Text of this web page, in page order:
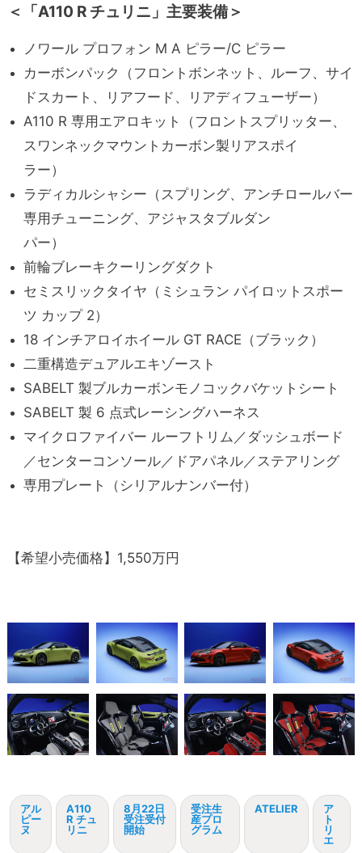
＜「A110 R チュリニ」主要装備＞
ノワール プロフォン M A ピラー/C ピラー
カーボンパック（フロントボンネット、ルーフ、サイ
ドスカート、リアフード、リアディフューザー）
A110 R 専用エアロキット（フロントスプリッター、
スワンネックマウントカーボン製リアスポイ
ラー）
ラディカルシャシー（スプリング、アンチロールバー
専用チューニング、アジャスタブルダン
パー）
前輪ブレーキクーリングダクト
セミスリックタイヤ（ミシュラン パイロットスポー
ツ カップ 2）
18 インチアロイホイール GT RACE（ブラック）
二重構造デュアルエキゾースト
SABELT 製ブルカーボンモノコックバケットシート
SABELT 製 6 点式レーシングハーネス
マイクロファイバー ルーフトリム／ダッシュボード
／センターコンソール／ドアパネル／ステアリング
専用プレート（シリアルナンバー付）
【希望小売価格】1,550万円
アル
ピー
ヌ
A110
R チュ
リニ
8月22日
受注受付
開始
受注生
産プロ
グラム
ATELIER
ア
ト
リ
エ